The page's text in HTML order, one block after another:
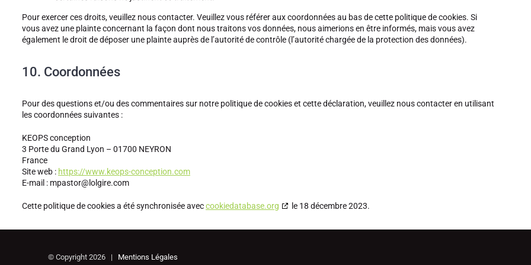
Pour exercer ces droits, veuillez nous contacter. Veuillez vous référer aux coordonnées au bas de cette politique de cookies. Si
vous avez une plainte concernant la façon dont nous traitons vos données, nous aimerions en être informés, mais vous avez
également le droit de déposer une plainte auprès de l’autorité de contrôle (l’autorité chargée de la protection des données).
10. Coordonnées
Pour des questions et/ou des commentaires sur notre politique de cookies et cette déclaration, veuillez nous contacter en utilisant
les coordonnées suivantes :
KEOPS conception
3 Porte du Grand Lyon – 01700 NEYRON
France
Site web : https://www.keops-conception.com
E-mail : mpastor@ lolgire.com
Cette politique de cookies a été synchronisée aveccookiedatabase.org le 18 décembre 2023.
© Copyright2026 | Mentions Légales